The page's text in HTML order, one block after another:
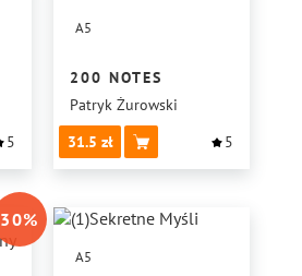
5
A5
200 NOTES
Patryk Żurowski
31.5
5
30%
A5